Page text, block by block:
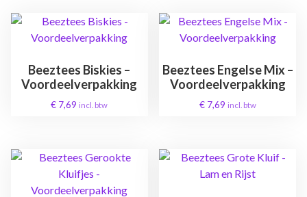
Beeztees Biskies –
Voordeelverpakking
€ 7,69 incl. btw
Beeztees Engelse Mix –
Voordeelverpakking
€7,69 incl. btw